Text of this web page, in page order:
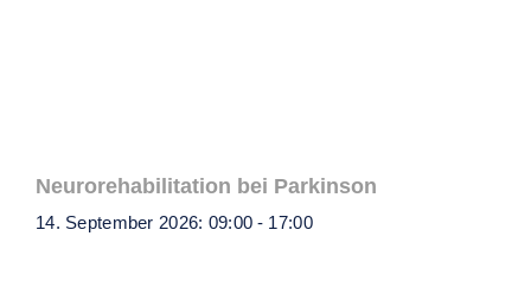
Neurorehabilitation bei Parkinson
14. September 2026: 09:00 - 17:00